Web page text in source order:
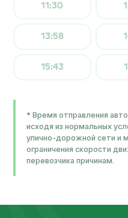
11:30
13:58
15:43
* Время отправления
исходя из нормальных
улично-дорожной сети и
ограничения скорости
перевозчика причинам.